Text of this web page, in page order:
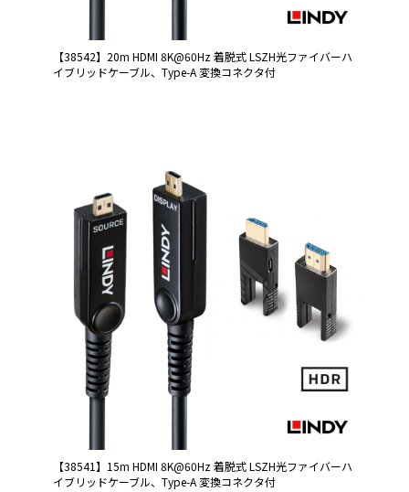
【38542】20m HDMI 8K@60Hz 着脱式 LSZH光ファイバーハ
イブリッドケーブル、Type-A 変換コネクタ付
【38541】15m HDMI 8K@60Hz 着脱式 LSZH光ファイバーハ
イブリッドケーブル、Type-A 変換コネクタ付